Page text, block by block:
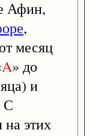
Афин,
,
месяц
A» до
и
С
этих